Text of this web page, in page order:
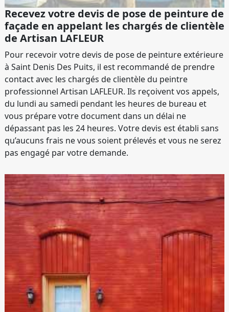
Recevez votre devis de pose de peinture de
façade en appelant les chargés de clientèle
de Artisan LAFLEUR
Pour recevoir votre devis de pose de peinture extérieure
à Saint Denis Des Puits, il est recommandé de prendre
contact avec les chargés de clientèle du peintre
professionnel Artisan LAFLEUR. Ils reçoivent vos appels,
du lundi au samedi pendant les heures de bureau et
vous prépare votre document dans un délai ne
dépassant pas les 24 heures. Votre devis est établi sans
qu’aucuns frais ne vous soient prélevés et vous ne serez
pas engagé par votre demande.